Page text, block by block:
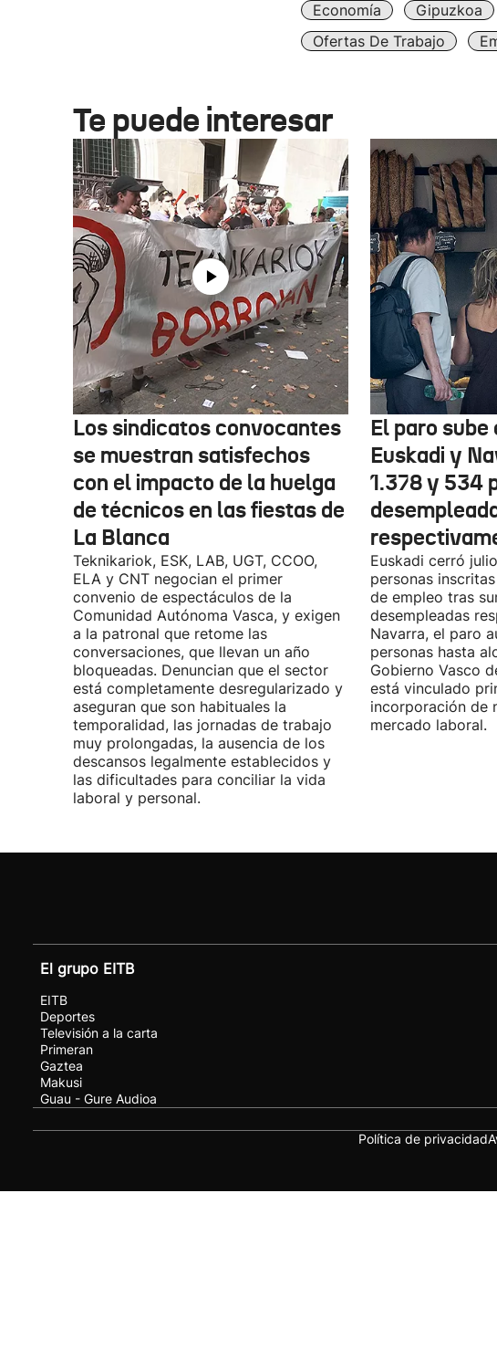
Economía Gipuzkoa
Ofertas De Trabajo
Te puede interesar
Los sindicatos convocantes
se muestran satisfechos
con el impacto de la huelga
de técnicos en las fiestas de
La Blanca
Teknikariok, ESK, LAB, UGT, CCOO,
ELA y CNT negocian el primer
convenio de espectáculos de la
Comunidad Autónoma Vasca, y exigen
a la patronal que retome las
conversaciones, que llevan un año
bloqueadas. Denuncian que el sector
está completamente desregularizado y
aseguran que son habituales la
temporalidad, las jornadas de trabajo
muy prolongadas, la ausencia de los
descansos legalmente establecidos y
las dificultades para conciliar la vida
laboral y personal.
El paro sube
Euskadi y
1.378 y 534
Euskadi cerró
personas
de empleo tras
desempleadas
Navarra, el paro
personas hasta
Gobierno Vasco
está vinculado
incorporación de
mercado laboral.
El grupo EITB
EITB
Deportes
Televisión a la carta
Primeran
Gaztea
Makusi
Guau - Gure Audioa
Política de privacidad